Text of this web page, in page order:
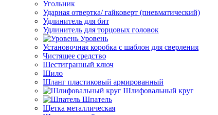
Угольник
Ударная отвертка/ гайковерт (пневматический)
Удлинитель для бит
Удлинитель для торцовых головок
Уровень
Установочная коробка с шаблон для сверления
Чистящее средство
Шестигранный ключ
Шило
Шланг пластиковый армированный
Шлифовальный круг
Шпатель
Щетка металлическая